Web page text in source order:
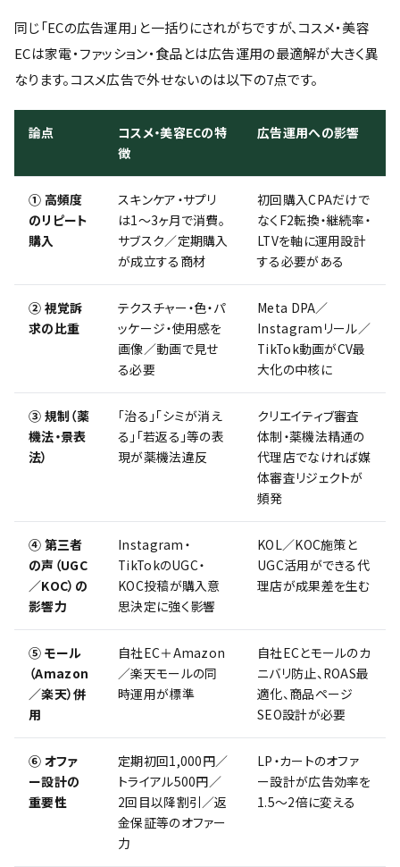
同じ「ECの広告運用」と一括りにされがちですが、コスメ・美容
ECは家電・ファッション・食品とは広告運用の最適解が大きく異
なります。コスメ広告で外せないのは以下の7点です。
論点
コスメ・美容ECの特
徴
広告運用への影響
① 高頻度
のリピート
購入
スキンケア・サプリ
は1〜3ヶ月で消費。
サブスク／定期購入
が成立する商材
初回購入CPAだけで
なくF2転換・継続率・
LTVを軸に運用設計
する必要がある
② 視覚訴
求の比重
テクスチャー・色・パ
ッケージ・使用感を
画像／動画で見せ
る必要
Meta DPA／
Instagramリール／
TikTok動画がCV最
大化の中核に
③ 規制（薬
機法・景表
法）
「治る」「シミが消え
る」「若返る」等の表
現が薬機法違反
クリエイティブ審査
体制・薬機法精通の
代理店でなければ媒
体審査リジェクトが
頻発
④ 第三者
の声（UGC
／KOC）の
影響力
Instagram・
TikTokのUGC・
KOC投稿が購入意
思決定に強く影響
KOL／KOC施策と
UGC活用ができる代
理店が成果差を生む
⑤ モール
（Amazon
／楽天）併
用
自社EC＋Amazon
／楽天モールの同
時運用が標準
自社ECとモールのカ
ニバリ防止、ROAS最
適化、商品ページ
SEO設計が必要
⑥ オファ
ー設計の
重要性
定期初回1,000円／
トライアル500円／
2回目以降割引／返
金保証等のオファー
力
LP・カートのオファ
ー設計が広告効率を
1.5〜2倍に変える